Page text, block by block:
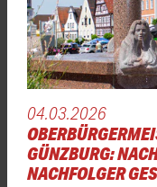
04.03.2026
GÜNZBURG:
NACHFOLGER